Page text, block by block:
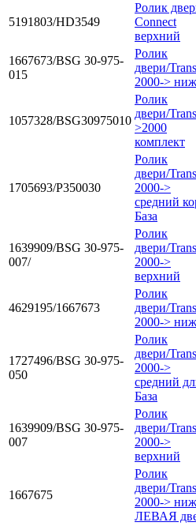
5191803/HD3549
Ролик
Connect
верхний
1667673/BSG 30-975-
015
Ролик
двери/
2000->
1057328/BSG30975010
Ролик
двери/
>2000
комплект
1705693/P350030
Ролик
двери/
2000->
средний
База
1639909/BSG 30-975-
007/
Ролик
двери/
2000->
верхний
4629195/1667673
Ролик
двери/
2000->
1727496/BSG 30-975-
050
Ролик
двери/
2000->
средний
База
1639909/BSG 30-975-
007
Ролик
двери/
2000->
верхний
1667675
Ролик
двери/
2000->
ЛЕВАЯ